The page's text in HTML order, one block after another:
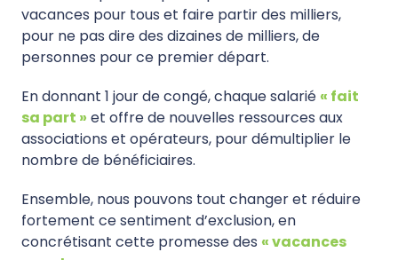
vacances pour tous et faire partir des milliers,
pour ne pas dire des dizaines de milliers, de
personnes pour ce premier départ.
En donnant 1 jour de congé, chaque salarié « fait
sa part » et offre de nouvelles ressources aux
associations et opérateurs, pour démultiplier le
nombre de bénéficiaires.
Ensemble, nous pouvons tout changer et réduire
fortement ce sentiment d’exclusion, en
concrétisant cette promesse des « vacances